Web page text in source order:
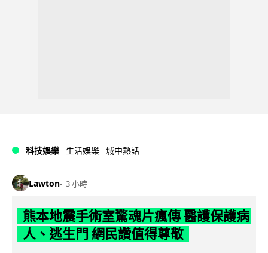
科技娛樂 生活娛樂 城中熱話
Lawton 3 小時
熊本地震手術室驚魂片瘋傳 醫護保護病
人、逃生門 網民讚值得尊敬